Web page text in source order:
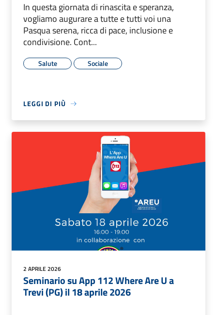
In questa giornata di rinascita e speranza,
vogliamo augurare a tutte e tutti voi una
Pasqua serena, ricca di pace, inclusione e
condivisione. Cont...
Salute Sociale
LEGGI DI PIÙ
2 APRILE 2026
Seminario su App 112 Where Are U a
Trevi (PG) il 18 aprile 2026